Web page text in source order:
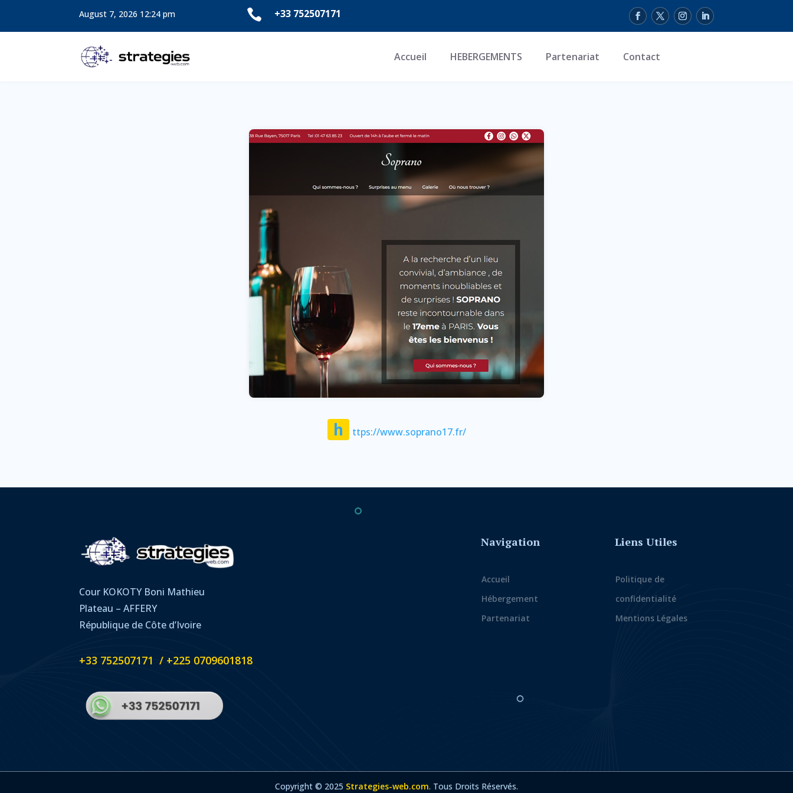
August 7, 2026 12:24 pm  +33 752507171
Accueil HEBERGEMENTS Partenariat Contact
h ttps://www.soprano17.fr/
Cour KOKOTY Boni Mathieu
Plateau – AFFERY
République de Côte d’Ivoire
+33 752507171 / +225 0709601818
Navigation
Accueil
Hébergement
Partenariat
Liens Utiles
Politique de
confidentialité
Mentions Légales
Copyright © 2025 Strategies-web.com. Tous Droits Réservés.